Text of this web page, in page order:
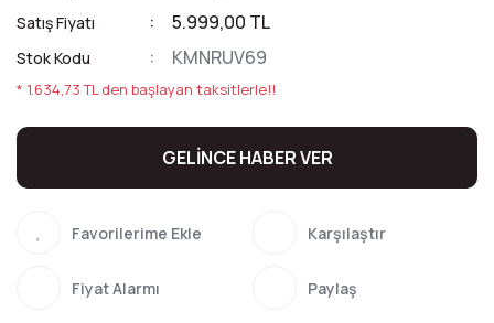
Satış Fiyatı 5.999,00 TL
Stok Kodu KMNRUV69
* 1.634,73 TL den başlayan taksitlerle!!
GELİNCE HABER VER
Karşılaştır
Fiyat Alarmı Paylaş